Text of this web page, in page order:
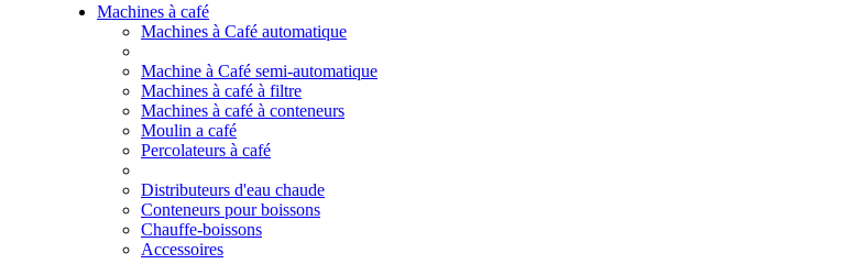
Machines à café
Machines à Café automatique
Machine à Café semi-automatique
Machines à café à filtre
Machines à café à conteneurs
Moulin a café
Percolateurs à café
Distributeurs d'eau chaude
Conteneurs pour boissons
Chauffe-boissons
Accessoires